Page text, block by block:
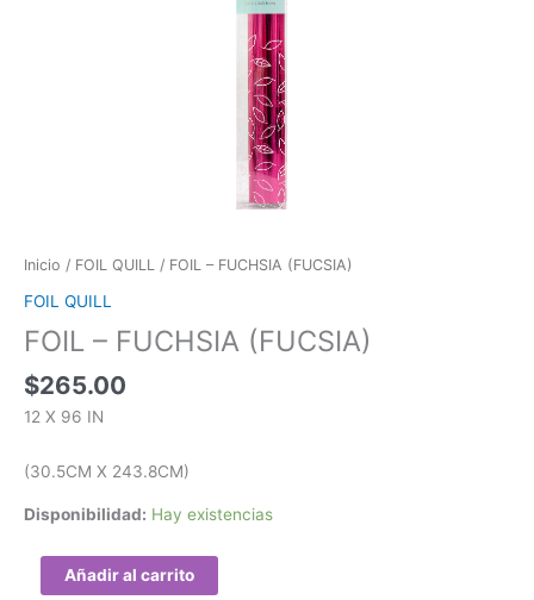
Inicio / FOIL QUILL / FOIL – FUCHSIA (FUCSIA)
FOIL QUILL
FOIL – FUCHSIA (FUCSIA)
$265.00
12 X 96 IN
(30.5CM X 243.8CM)
Disponibilidad: Hay existencias
Añadir al carrito